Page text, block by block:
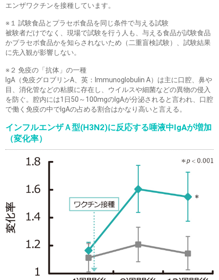
エンザワクチンを接種しています。
※１ 試験食品とプラセボ食品を同じ条件で与える試験
被験者だけでなく、現場で試験を行う人も、与える食品が試験食品
かプラセボ食品かを知らされないため（二重盲検試験）、試験結果
に先入観が影響しない。
※２ 免疫の「抗体」の一種
IgA（免疫グロブリンA、英：Immunoglobulin A）は主に口腔、鼻や
目、消化管などの粘膜に存在し、ウイルスや細菌などの異物の侵入
を防ぐ。腔内には1日50～100mgのIgAが分泌されると言われ、口腔
で働く免疫の中でIgAの占める割合はかなり高いと言える。
インフルエンザＡ型(H3N2)に反応する唾液中IgAが増加
（変化率）